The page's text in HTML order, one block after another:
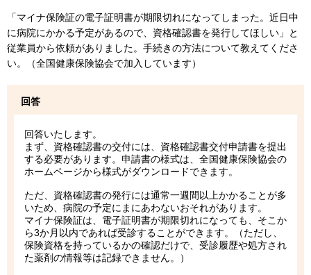
「マイナ保険証の電子証明書が期限切れになってしまった。近日中
に病院にかかる予定があるので、資格確認書を発行してほしい」と
従業員から依頼がありました。手続きの方法について教えてくださ
い。（全国健康保険協会で加入しています）
回答
回答いたします。
まず、資格確認書の交付には、資格確認書交付申請書を提出
する必要があります。申請書の様式は、全国健康保険協会の
ホームページから様式がダウンロードできます。
ただ、資格確認書の発行には通常一週間以上かかることが多
いため、病院の予定にまにあわないおそれがあります。
マイナ保険証は、電子証明書が期限切れになっても、そこか
ら3か月以内であれば受診することができます。（ただし、
保険資格を持っているかの確認だけで、受診履歴や処方され
た薬剤の情報等は記録できません。）